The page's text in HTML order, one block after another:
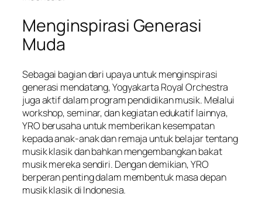
Menginspirasi Generasi
Muda
Sebagai bagian dari upaya untuk menginspirasi
generasi mendatang, Yogyakarta Royal Orchestra
juga aktif dalam program pendidikan musik. Melalui
workshop, seminar, dan kegiatan edukatif lainnya,
YRO berusaha untuk memberikan kesempatan
kepada anak-anak dan remaja untuk belajar tentang
musik klasik dan bahkan mengembangkan bakat
musik mereka sendiri. Dengan demikian, YRO
berperan penting dalam membentuk masa depan
musik klasik di Indonesia.